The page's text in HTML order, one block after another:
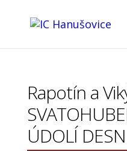
Rapotín a
ÚDOLÍ